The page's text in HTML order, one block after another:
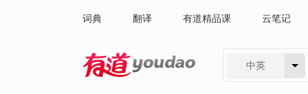
词典 翻译 有道精品课 云笔记
中英